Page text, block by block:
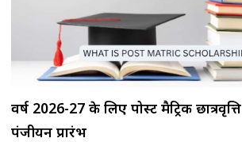
वर्ष 2026-27 के लिए पोस्ट मैट्रिक
पंजीयन प्रारंभ